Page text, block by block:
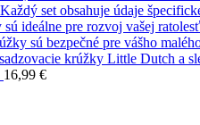
16,99 €